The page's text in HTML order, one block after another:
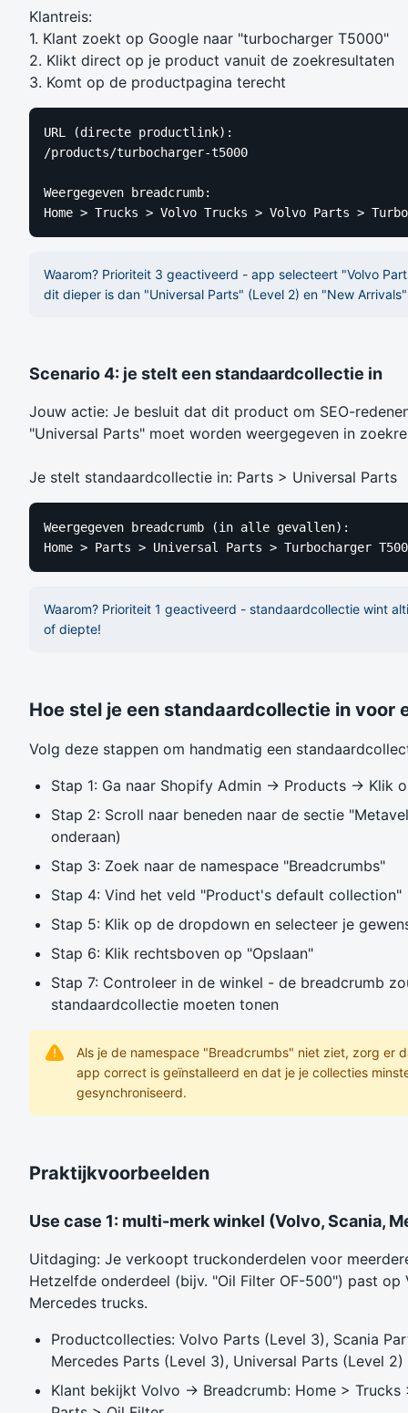
Klantreis:
1. Klant zoekt op Google naar "turbocharger T5000"
2. Klikt direct op je product vanuit de zoekresultaten
3. Komt op de productpagina terecht
URL (directe productlink):
/products/turbocharger-t5000
Weergegeven breadcrumb:
Home > Trucks > Volvo Trucks > Volvo Parts >
Waarom? Prioriteit 3 geactiveerd - app selecteert "Volvo
dit dieper is dan "Universal Parts" (Level 2) en "New
Scenario 4: je stelt een standaardcollectie in
Jouw actie: Je besluit dat dit product om SEO-
"Universal Parts" moet worden weergegeven in
Je stelt standaardcollectie in: Parts > Universal Parts
Weergegeven breadcrumb (in alle gevallen):
Home > Parts > Universal Parts > Turbocharger
Waarom? Prioriteit 1 geactiveerd - standaardcollectie wint
of diepte!
Hoe stel je een standaardcollectie in voor
Volg deze stappen om handmatig een
Stap 1: Ga naar Shopify Admin → Products → Klik
Stap 2: Scroll naar beneden naar de sectie
onderaan)
Stap 3: Zoek naar de namespace "Breadcrumbs"
Stap 4: Vind het veld "Product's default collection"
Stap 5: Klik op de dropdown en selecteer je
Stap 6: Klik rechtsboven op "Opslaan"
Stap 7: Controleer in de winkel - de breadcrumb
standaardcollectie moeten tonen
Als je de namespace "Breadcrumbs" niet ziet, zorg er
app correct is geïnstalleerd en dat je je collecties
gesynchroniseerd.
Praktijkvoorbeelden
Use case 1: multi-merk winkel (Volvo, Scania,
Uitdaging: Je verkoopt truckonderdelen voor
Hetzelfde onderdeel (bijv. "Oil Filter OF-500") past op
Mercedes trucks.
Productcollecties: Volvo Parts (Level 3), Scania
Mercedes Parts (Level 3), Universal Parts (Level 2)
Klant bekijkt Volvo → Breadcrumb: Home > Trucks